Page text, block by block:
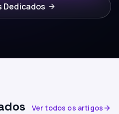
Dedicados
Ver todos os artigos